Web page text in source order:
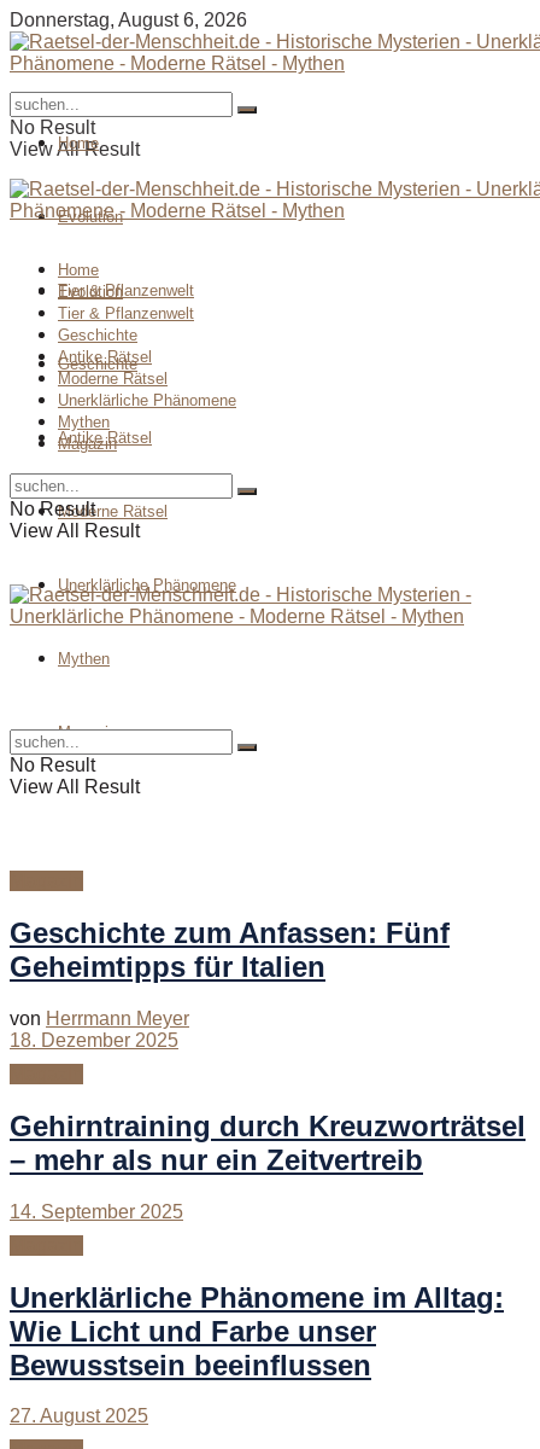
Donnerstag, August 6, 2026
No Result
View All Result
Home
Evolution
Tier & Pflanzenwelt
Geschichte
Antike Rätsel
Moderne Rätsel
Unerklärliche Phänomene
Mythen
Magazin
Home
Evolution
Tier & Pflanzenwelt
Geschichte
Antike Rätsel
Moderne Rätsel
Unerklärliche Phänomene
Mythen
Magazin
No Result
View All Result
No Result
View All Result
Geschichte zum Anfassen: Fünf
Geheimtipps für Italien
von Herrmann Meyer
18. Dezember 2025
Gehirntraining durch Kreuzworträtsel
– mehr als nur ein Zeitvertreib
14. September 2025
Unerklärliche Phänomene im Alltag:
Wie Licht und Farbe unser
Bewusstsein beeinflussen
27. August 2025